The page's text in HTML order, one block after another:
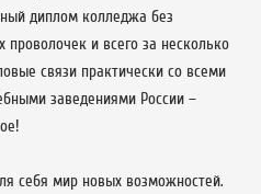
диплом колледжа без
проволочек и всего за несколько
связи практически со всеми
заведениями России –
себя мир новых возможностей.